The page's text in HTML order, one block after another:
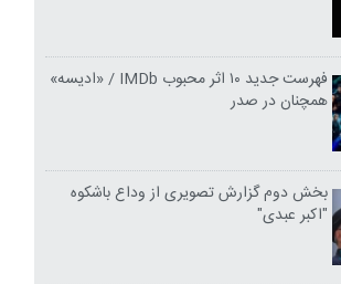
فهرست جدید ۱۰ اثر محبوب IMDb / «ادیسه»
همچنان در صدر
بخش دوم گزارش تصویری از وداع باشکوه
"اکبر عبدی"